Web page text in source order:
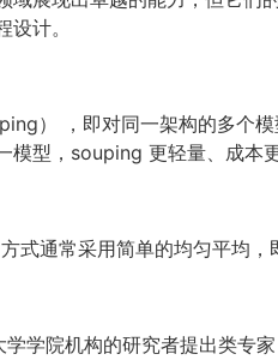
计。
） ，即对同一架构的多个
模型，souping 更轻量、成本
式通常采用简单的均匀平均，
学学院机构的研究者提出类